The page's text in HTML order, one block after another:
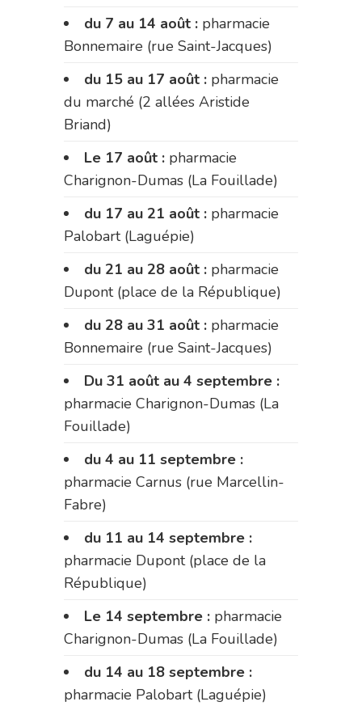
du 7 au 14 août : pharmacie
Bonnemaire (rue Saint-Jacques)
du 15 au 17 août : pharmacie
du marché (2 allées Aristide
Briand)
Le 17 août : pharmacie
Charignon-Dumas (La Fouillade)
du 17 au 21 août : pharmacie
Palobart (Laguépie)
du 21 au 28 août : pharmacie
Dupont (place de la République)
du 28 au 31 août : pharmacie
Bonnemaire (rue Saint-Jacques)
Du 31 août au 4 septembre :
pharmacie Charignon-Dumas (La
Fouillade)
du 4 au 11 septembre :
pharmacie Carnus (rue Marcellin-
Fabre)
du 11 au 14 septembre :
pharmacie Dupont (place de la
République)
Le 14 septembre : pharmacie
Charignon-Dumas (La Fouillade)
du 14 au 18 septembre :
pharmacie Palobart (Laguépie)